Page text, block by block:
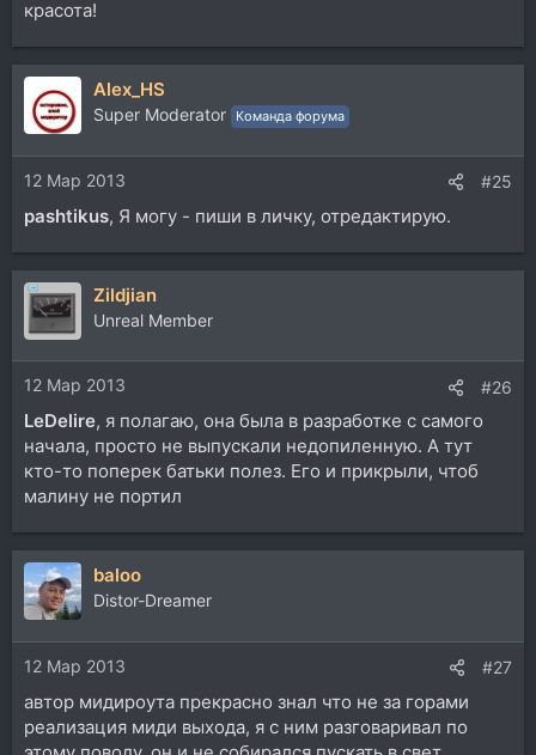
красота!
Alex_HS
Super Moderator Команда форума
12 Мар 2013 #25
pashtikus, Я могу - пиши в личку, отредактирую.
Zildjian
Unreal Member
12 Мар 2013 #26
LeDelire, я полагаю, она была в разработке с самого
начала, просто не выпускали недопиленную. А тут
кто-то поперек батьки полез. Его и прикрыли, чтоб
малину не портил
baloo
Distor-Dreamer
12 Мар 2013 #27
автор мидироута прекрасно знал что не за горами
реализация миди выхода, я с ним разговаривал по